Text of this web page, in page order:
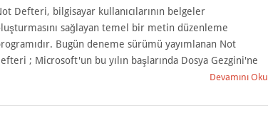
Defteri, bilgisayar kullanıcılarının belgeler
sağlayan temel bir metin düzenleme
Bugün deneme sürümü yayımlanan Not
; Microsoft'un bu yılın başlarında Dosya Gezgini'ne
Devamını Oku